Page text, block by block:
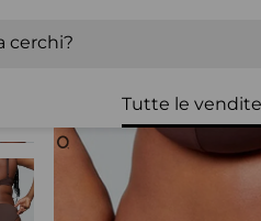
Tutte le vendite
Zoom